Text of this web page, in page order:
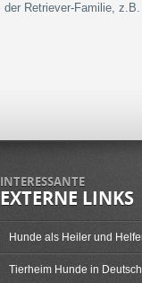
der Retriever-Familie,
INTERESSANTE
EXTERNE LINKS
Hunde als Heiler und
Tierheim Hunde in